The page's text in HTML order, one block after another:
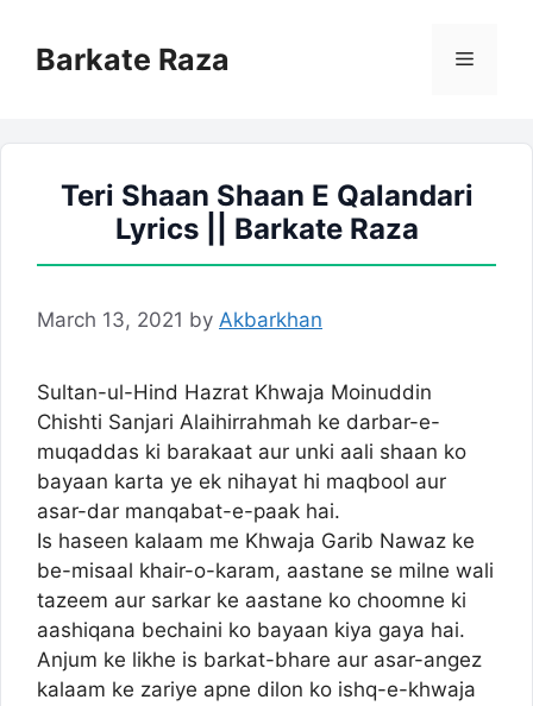
contentBarkate Raza Menu
Teri Shaan Shaan E Qalandari
Lyrics || Barkate Raza
March 13, 2021 by Akbarkhan
Sultan-ul-Hind Hazrat Khwaja Moinuddin
Chishti Sanjari Alaihirrahmah ke darbar-e-
muqaddas ki barakaat aur unki aali shaan ko
bayaan karta ye ek nihayat hi maqbool aur
asar-dar manqabat-e-paak hai.
Is haseen kalaam me Khwaja Garib Nawaz ke
be-misaal khair-o-karam, aastane se milne wali
tazeem aur sarkar ke aastane ko choomne ki
aashiqana bechaini ko bayaan kiya gaya hai.
Anjum ke likhe is barkat-bhare aur asar-angez
kalaam ke zariye apne dilon ko ishq-e-khwaja